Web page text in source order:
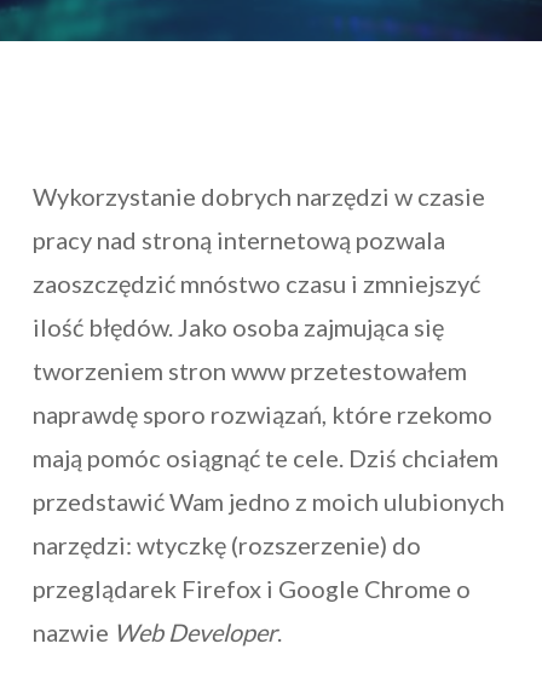
Wykorzystanie dobrych narzędzi w czasie
pracy nad stroną internetową pozwala
zaoszczędzić mnóstwo czasu i zmniejszyć
ilość błędów. Jako osoba zajmująca się
tworzeniem stron www przetestowałem
naprawdę sporo rozwiązań, które rzekomo
mają pomóc osiągnąć te cele. Dziś chciałem
przedstawić Wam jedno z moich ulubionych
narzędzi: wtyczkę (rozszerzenie) do
przeglądarek Firefox i Google Chrome o
nazwie Web Developer.